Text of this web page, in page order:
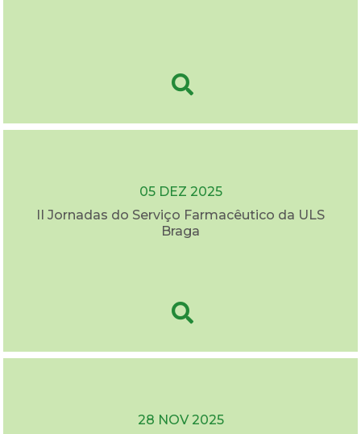
05 DEZ 2025
II Jornadas do Serviço Farmacêutico da ULS
Braga
28 NOV 2025